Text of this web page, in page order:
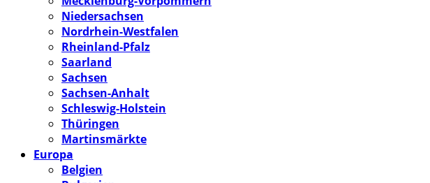
Niedersachsen
Nordrhein-Westfalen
Rheinland-Pfalz
Saarland
Sachsen
Sachsen-Anhalt
Schleswig-Holstein
Thüringen
Martinsmärkte
Europa
Belgien